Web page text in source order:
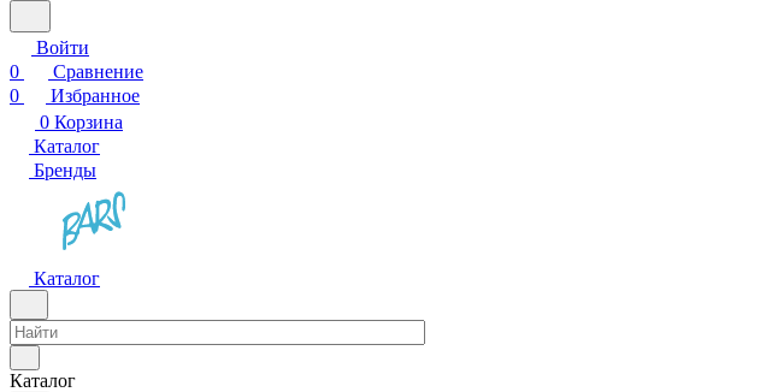
Войти
0
Сравнение
0
Избранное
0 Корзина
Каталог
Бренды
Каталог
Каталог